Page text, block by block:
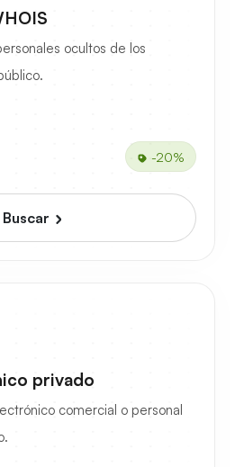
ocultos de los
-20%
Buscar
privado
comercial o personal